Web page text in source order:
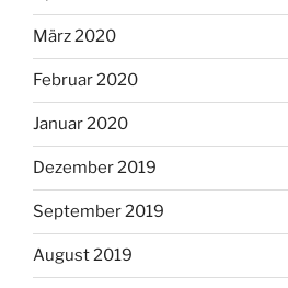
März 2020
Februar 2020
Januar 2020
Dezember 2019
September 2019
August 2019